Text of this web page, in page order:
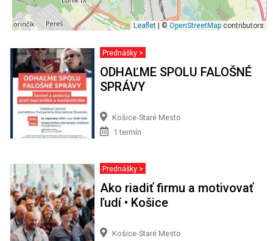
Leaflet | © OpenStreetMap contributors
Prednášky >
ODHAĽME SPOLU FALOŠNÉ
SPRÁVY
Košice-Staré Mesto
1 termín
Prednášky >
Ako riadiť firmu a motivovať
ľudí • Košice
Košice-Staré Mesto